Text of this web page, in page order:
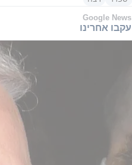
Google News
עקבו אחרינו